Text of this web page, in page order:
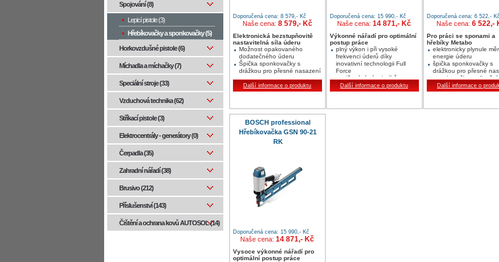
Doporučená cena: 8 579,- Kč
Naše cena: 8 579,- Kč
Elektronická bezstupňovitě
nastavitelná síla úderu
Možnost opakovaného
dodatečného úderu
Špička sponkovačky s
drážkou pro přesné nasazení
Další informace o produktu
Doporučená cena: 15 990,- Kč
Naše cena: 14 871,- Kč
Výkonné nářadí pro optimální
postup práce
plný výkon i při vysoké
frekvenci úderů díky
inovativní technologii Full
Force
uvolňování zásobníků v
případě zaseknutí hřebíku v
nastřel. kanálku bez použití
Další informace o produktu
Doporučená cena: 6 522,- Kč
Naše cena: 6 522,-
Pro práci se sponami a
hřebíky Metabo
elektronicky plynule
energie úderu
špička sponkovačky s
drážkou pro přesné
sponkovačky na fixační
jazýček Metabo spon
profilového dřeva a
Další informace o
BOSCH professional
Hřebíkovačka GSN 90-21
RK
Doporučená cena: 15 990,- Kč
Naše cena: 14 871,- Kč
Vysoce výkonné nářadí pro
optimální postup práce
Spojování (8)
Lepicí pistole (3)
Hřebíkovačky a sponkovačky (5)
Horkovzdušné pistole (6)
Míchadla a míchačky (7)
Speciální stroje (33)
Vzduchová technika (62)
Stříkací pistole (3)
Elektrocentrály - generátory (0)
Čerpadla (35)
Zahradní nářadí (38)
Brusivo (212)
Příslušenství (143)
Čištění a ochrana kovů AUTOSOL (14)